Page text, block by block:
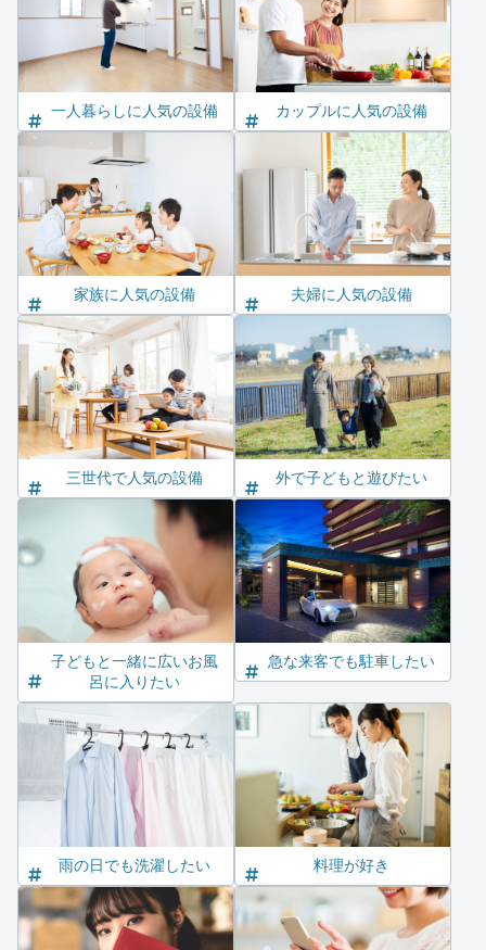
一人暮らしに人気の設備 カップルに人気の設備
家族に人気の設備 夫婦に人気の設備
三世代で人気の設備 外で子どもと遊びたい
子どもと一緒に広いお風
呂に入りたい
急な来客でも駐車したい
雨の日でも洗濯したい 料理が好き